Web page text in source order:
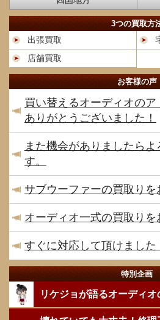
3つの買取方
出張買取
店舗買取
お客様の声
買い替えるオーディオのア
ありがとうございました！
また機会がありましたらよ
す。
サブウーファーの買取りを
オーディオ一式の買取りを
すぐに対応して頂けました
特別企画
リケジョが語るオーディオ